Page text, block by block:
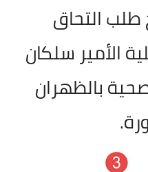
التحاق
الأمير سلكان
بالظهران